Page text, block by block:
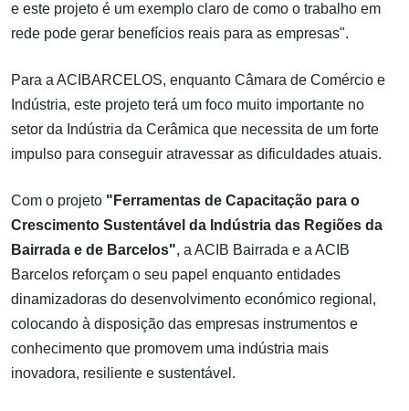
e este projeto é um exemplo claro de como o trabalho em
rede pode gerar benefícios reais para as empresas".
Para a ACIBARCELOS, enquanto Câmara de Comércio e
Indústria, este projeto terá um foco muito importante no
setor da Indústria da Cerâmica que necessita de um forte
impulso para conseguir atravessar as dificuldades atuais.
Com o projeto "Ferramentas de Capacitação para o
Crescimento Sustentável da Indústria das Regiões da
Bairrada e de Barcelos", a ACIB Bairrada e a ACIB
Barcelos reforçam o seu papel enquanto entidades
dinamizadoras do desenvolvimento económico regional,
colocando à disposição das empresas instrumentos e
conhecimento que promovem uma indústria mais
inovadora, resiliente e sustentável.